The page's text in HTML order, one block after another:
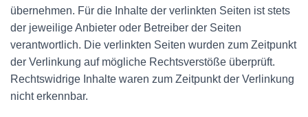
übernehmen. Für die Inhalte der verlinkten Seiten ist stets
der jeweilige Anbieter oder Betreiber der Seiten
verantwortlich. Die verlinkten Seiten wurden zum Zeitpunkt
der Verlinkung auf mögliche Rechtsverstöße überprüft.
Rechtswidrige Inhalte waren zum Zeitpunkt der Verlinkung
nicht erkennbar.